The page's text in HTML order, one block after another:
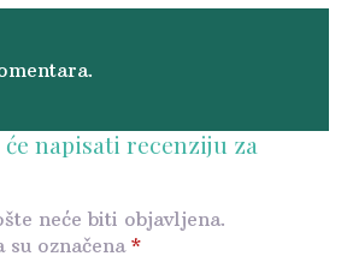
napisati recenziju za
neće biti objavljena.
označena *